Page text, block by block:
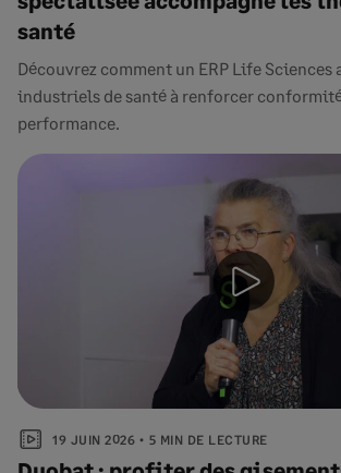
santé
Découvrez comment un ERP Life Sciences
industriels de santé à renforcer
performance.
19 JUIN 2026 5 MIN DE LECTURE